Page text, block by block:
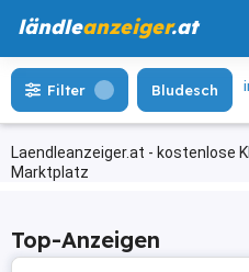
ländleanzeiger.at
Laendleanzeiger.at - kostenlose
Marktplatz
Filter Bludesch
Top-Anzeigen